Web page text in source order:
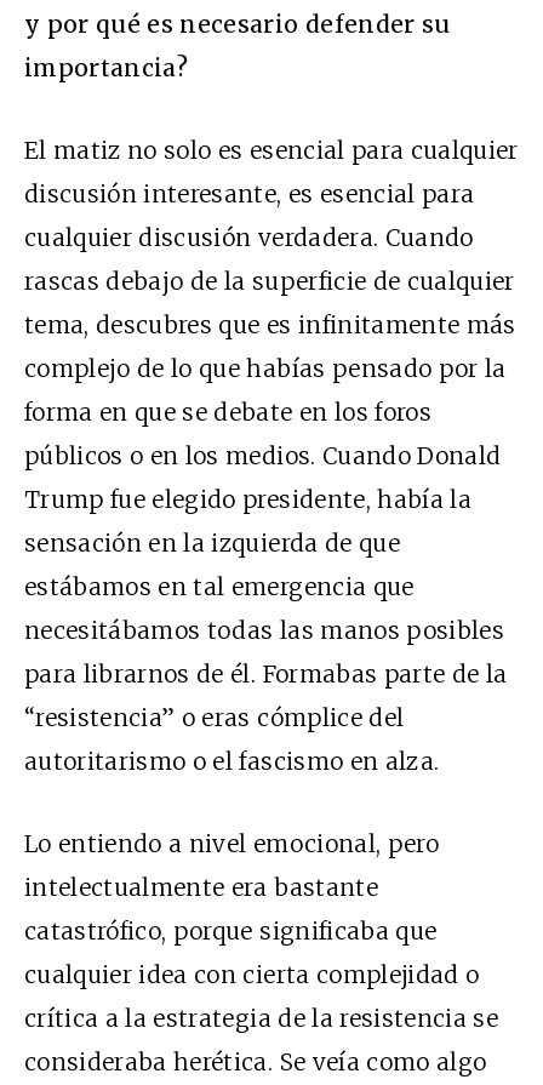
y por qué es necesario defender su
importancia?
El matiz no solo es esencial para cualquier
discusión interesante, es esencial para
cualquier discusión verdadera. Cuando
rascas debajo de la superficie de cualquier
tema, descubres que es infinitamente más
complejo de lo que habías pensado por la
forma en que se debate en los foros
públicos o en los medios. Cuando Donald
Trump fue elegido presidente, había la
sensación en la izquierda de que
estábamos en tal emergencia que
necesitábamos todas las manos posibles
para librarnos de él. Formabas parte de la
“resistencia” o eras cómplice del
autoritarismo o el fascismo en alza.
Lo entiendo a nivel emocional, pero
intelectualmente era bastante
catastrófico, porque significaba que
cualquier idea con cierta complejidad o
crítica a la estrategia de la resistencia se
consideraba herética. Se veía como algo